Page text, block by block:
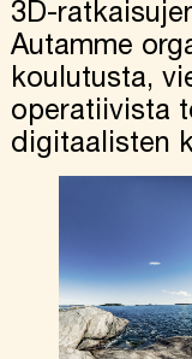
3D-
Autamme
koulutusta,
operatiivista
digitaalisten